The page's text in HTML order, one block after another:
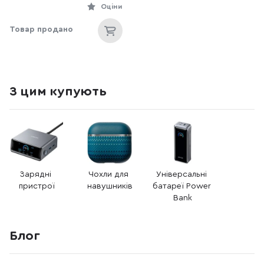
Оціни
Товар продано
З цим купують
Зарядні
пристрої
Чохли для
навушників
Універсальні
батареї Power
Bank
Блог